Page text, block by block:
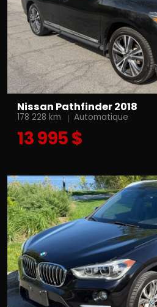
Nissan Pathfinder 2018
178 228 km Automatique
13 995 $